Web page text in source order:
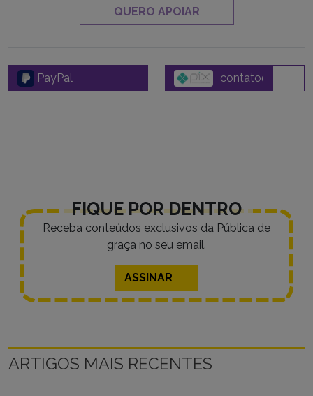
QUERO APOIAR
PayPal
FIQUE POR DENTRO
Receba conteúdos exclusivos da Pública de
graça no seu email.
ASSINAR
ARTIGOS MAIS RECENTES